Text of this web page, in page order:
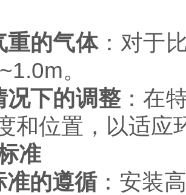
重的气体：对于
。
况下的调整：在
和位置，以适应
准
准的遵循： 安装